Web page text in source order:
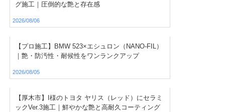
グ施工｜圧倒的な艶と存在感
2026/08/06
【プロ施工】BMW 523×エシュロン（NANO-FIL）
｜艶・防汚性・耐候性をワンランクアップ
2026/08/05
【厚木市】I様のトヨタ ヤリス（レッド）にセラミ
ックVer.3施工｜鮮やかな艶と高耐久コーティング